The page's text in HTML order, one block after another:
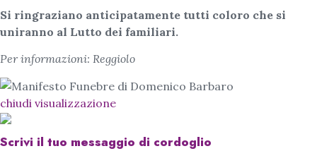
Si ringraziano anticipatamente tutti coloro che si
uniranno al Lutto dei familiari.
Per informazioni: Reggiolo
chiudi visualizzazione
Scrivi il tuo messaggio di cordoglio